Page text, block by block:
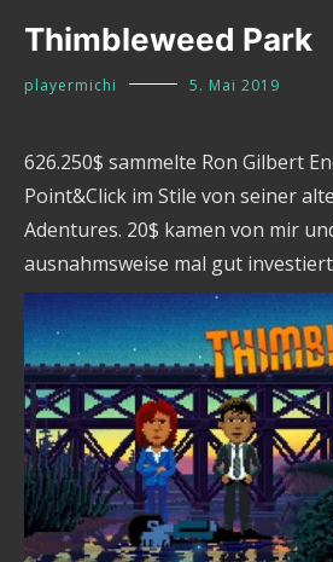
Thimbleweed Park
playermichi 5. Mai 2019
626.250$ sammelte Ron Gilbert
Point&Click im Stile von seiner
Adentures. 20$ kamen von mir
ausnahmsweise mal gut